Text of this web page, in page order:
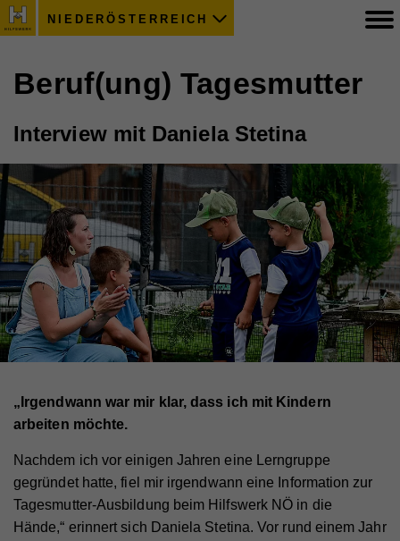
NIEDERÖSTERREICH
Beruf(ung) Tagesmutter
Interview mit Daniela Stetina
„Irgendwann war mir klar, dass ich mit Kindern
arbeiten möchte.
Nachdem ich vor einigen Jahren eine Lerngruppe
gegründet hatte, fiel mir irgendwann eine Information zur
Tagesmutter-Ausbildung beim Hilfswerk NÖ in die
Hände,“ erinnert sich Daniela Stetina. Vor rund einem Jahr